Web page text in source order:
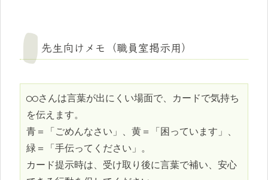
先生向けメモ（職員室掲示用）
◯◯さんは言葉が出にくい場面で、カードで気持ち
を伝えます。
青＝「ごめんなさい」、黄＝「困っています」、
緑＝「手伝ってください」。
カード提示時は、受け取り後に言葉で補い、安心